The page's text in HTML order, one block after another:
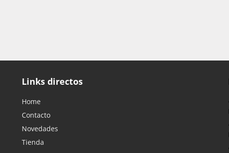
Links directos
Home
Contacto
Novedades
Tienda